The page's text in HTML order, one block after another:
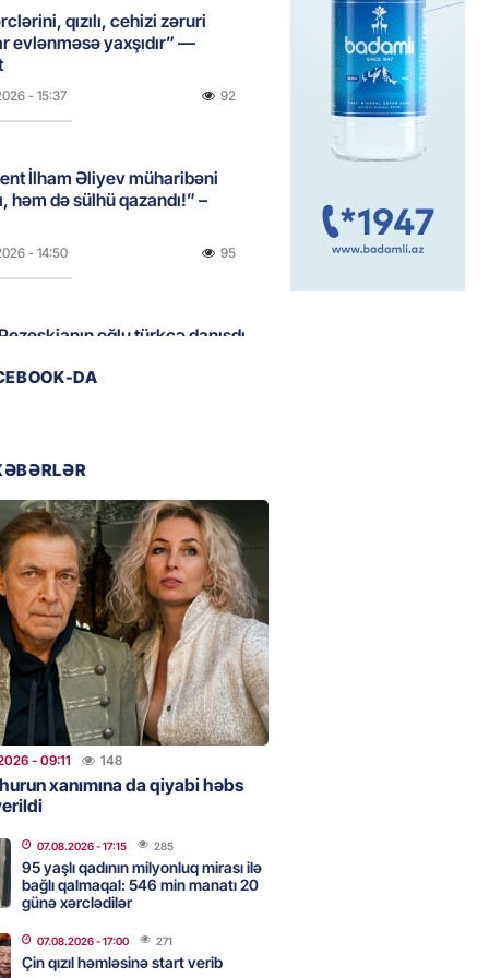
qızılı, cehizi zəruri
evlənməsə yaxşıdır” —
- 15:37 92
İlham Əliyev müharibəni
həm də sülhü qazandı!” –
- 14:50 95
oğlu türkcə danışdı
- 14:39
Prezident İlham Əliyevə
- 12:59 140
traktor minaya düşdü
- 12:09 119
ötən il avqustun 8-nə
idi”
pullarını başqa qadınlara
- 10:47
DA
- 09:11 148
xanımına da qiyabi həbs
07.08.2026- 17:15 285
95 yaşlı qadının milyonluq mirası ilə
bağlı qalmaqal: 546 min manatı 20
günə xərclədilər
07.08.2026- 17:00 271
Çin qızıl həmləsinə start verib